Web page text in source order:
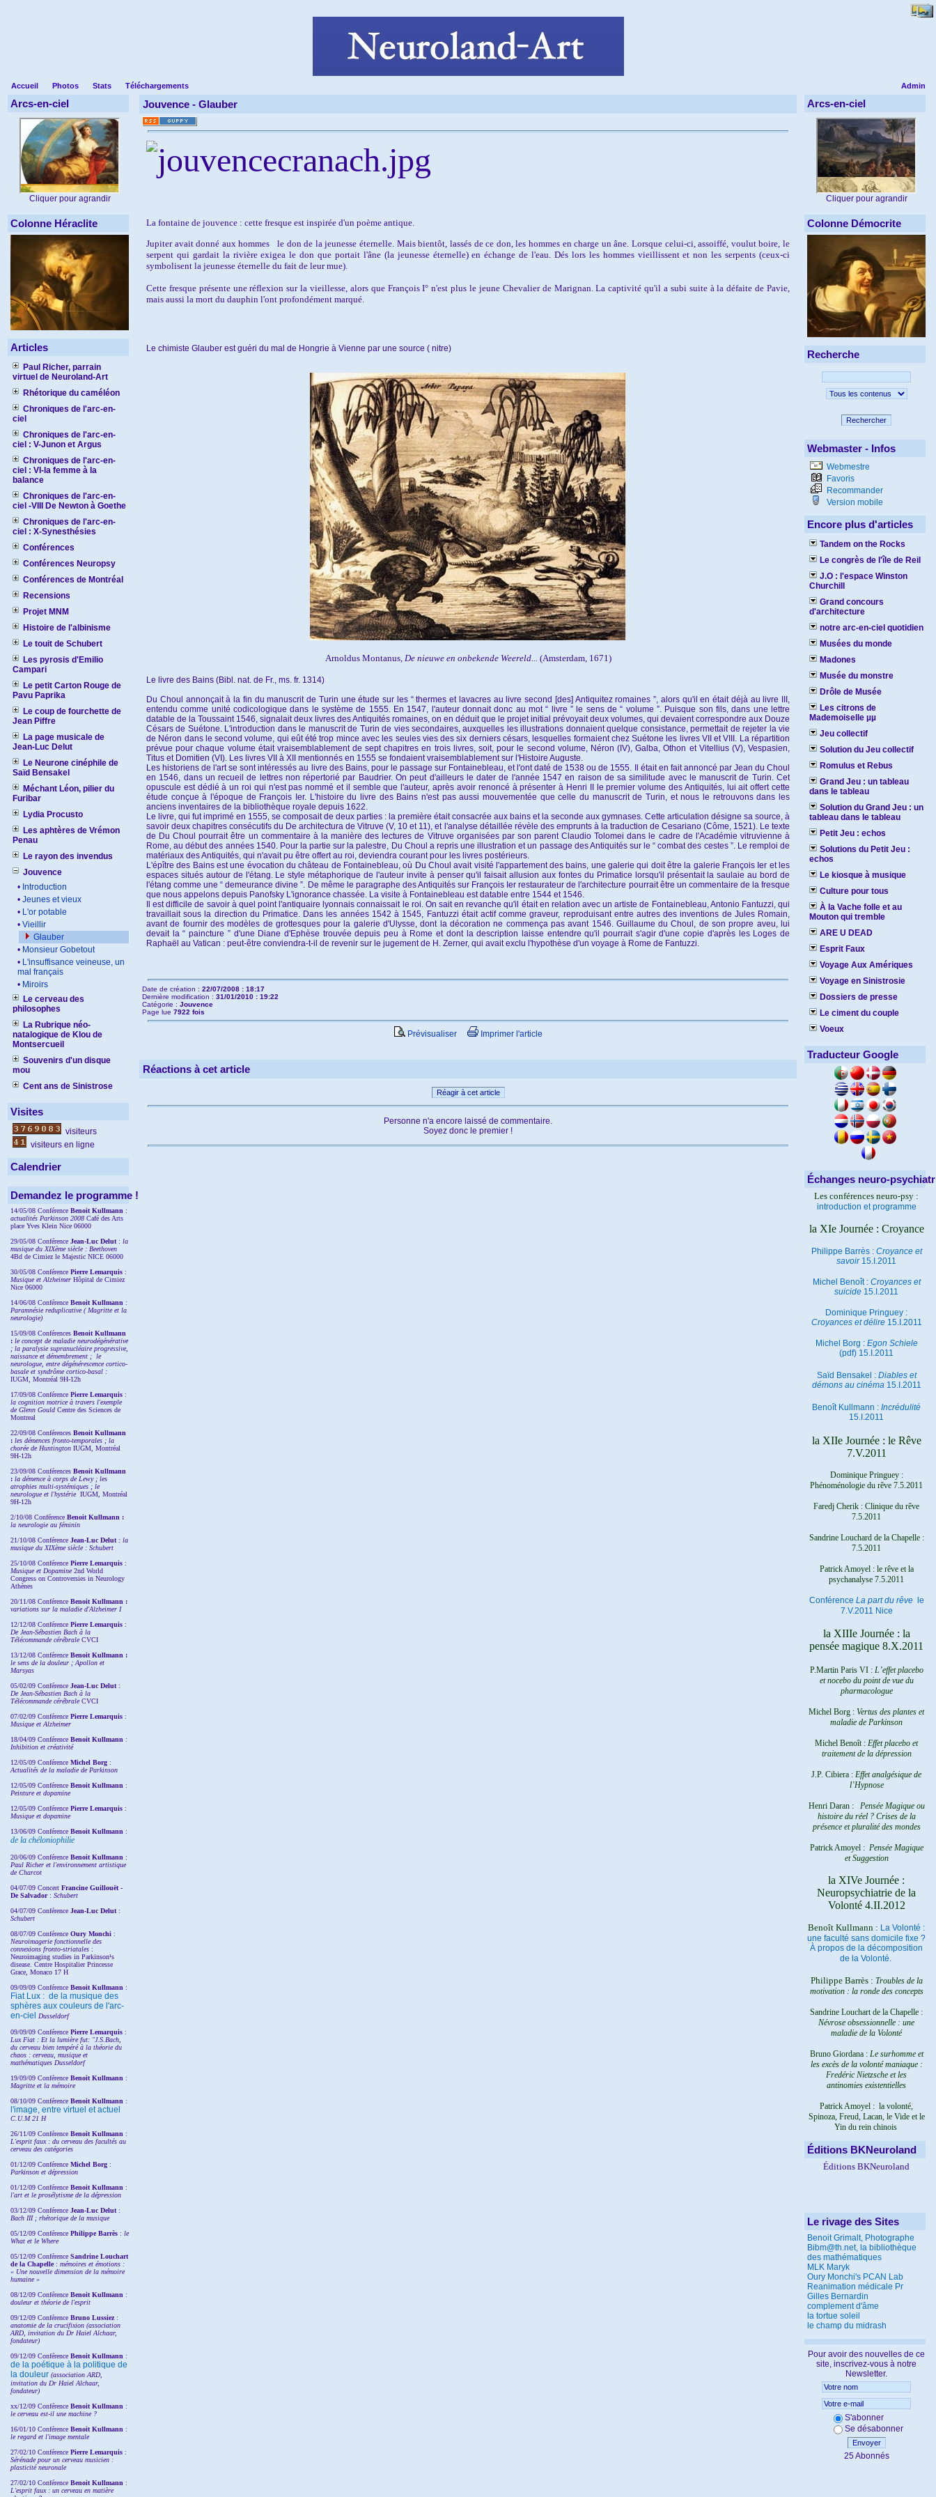
Admin
Accueil Photos Stats Téléchargements
Arcs-en-ciel
Cliquer pour agrandir
Colonne Héraclite
Articles
Paul Richer, parrain
virtuel de Neuroland-Art
Rhétorique du caméléon
Chroniques de l'arc-en-
ciel
Chroniques de l'arc-en-
ciel : V-Junon et Argus
Chroniques de l'arc-en-
ciel : VI-la femme à la
balance
Chroniques de l'arc-en-
ciel -VIII De Newton à Goethe
Chroniques de l'arc-en-
ciel : X-Synesthésies
Conférences
Conférences Neuropsy
Conférences de Montréal
Recensions
Projet MNM
Histoire de l'albinisme
Le touit de Schubert
Les pyrosis d'Emilio
Campari
Le petit Carton Rouge de
Pavu Paprika
Le coup de fourchette de
Jean Piffre
La page musicale de
Jean-Luc Delut
Le Neurone cinéphile de
Saïd Bensakel
Méchant Léon, pilier du
Furibar
Lydia Procusto
Les aphtères de Vrémon
Penau
Le rayon des invendus
Jouvence
• Introduction
• Jeunes et vieux
• L'or potable
• Vieillir
Glauber
• Monsieur Gobetout
• L'insuffisance veineuse, un
mal français
• Miroirs
Le cerveau des
philosophes
La Rubrique néo-
natalogique de Klou de
Montsercueil
Souvenirs d'un disque
mou
Cent ans de Sinistrose
Visites
visiteurs
visiteurs en ligne
Calendrier
Demandez le programme !
14/05/08 Conférence Benoit Kullmann :
actualités Parkinson 2008 Café des Arts
place Yves Klein Nice 06000
29/05/08 Conférence Jean-Luc Delut : la
musique du XIXème siècle : Beethoven
4Bd de Cimiez le Majestic NICE 06000
30/05/08 Conférence Pierre Lemarquis :
Musique et Alzheimer Hôpital de Cimiez
Nice 06000
14/06/08 Conférence Benoit Kullmann :
Paramnésie reduplicative ( Magritte et la
neurologie)
15/09/08 Conférences Benoit Kullmann
: le concept de maladie neurodégénérative
; la paralysie supranucléaire progressive,
naissance et démembrement ; le
neurologue, entre dégénérescence cortico-
basale et syndrôme cortico-basal :
IUGM, Montréal 9H-12h
17/09/08 Conférence Pierre Lemarquis :
la cognition motrice à travers l'exemple
de Glenn Gould Centre des Sciences de
Montreal
22/09/08 Conférences Benoit Kullmann
: les démences fronto-temporales ; la
chorée de Huntington IUGM, Montréal
9H-12h
23/09/08 Conférences Benoit Kullmann
: la démence à corps de Lewy ; les
atrophies multi-systémiques ; le
neurologue et l'hystérie IUGM, Montréal
9H-12h
2/10/08 Conférence Benoit Kullmann :
la neurologie au féminin
21/10/08 Conférence Jean-Luc Delut : la
musique du XIXème siècle : Schubert
25/10/08 Conférence Pierre Lemarquis :
Musique et Dopamine2nd World
Congress on Controversies in Neurology
Athènes
20/11/08 Conférence Benoit Kullmann :
variations sur la maladie d'Alzheimer I
12/12/08 Conférence Pierre Lemarquis :
De Jean-Sébastien Bach à la
Télécommande cérébraleCVCI
13/12/08 Conférence Benoit Kullmann :
le sens de la douleur ; Apollon et
Marsyas
05/02/09 Conférence Jean-Luc Delut :
De Jean-Sébastien Bach à la
Télécommande cérébraleCVCI
07/02/09 Conférence Pierre Lemarquis :
Musique et Alzheimer
18/04/09 Conférence Benoit Kullmann :
Inhibition et créativité
12/05/09 Conférence Michel Borg :
Actualités de la maladie de Parkinson
12/05/09 Conférence Benoit Kullmann :
Peinture et dopamine
12/05/09 Conférence Pierre Lemarquis :
Musique et dopamine
13/06/09 Conférence Benoit Kullmann :
de la chéloniophilie
20/06/09 Conférence Benoit Kullmann :
Paul Richer et l'environnement artistique
de Charcot
04/07/09 Concert Francine Guillouët -
De Salvador : Schubert
04/07/09 Conférence Jean-Luc Delut :
Schubert
08/07/09 Conférence Oury Monchi :
Neuroimagerie fonctionnelle des
connexions fronto-striatales :
Neuroimaging studies in Parkinson¹s
disease. Centre Hospitalier Princesse
Grace, Monaco 17 H
09/09/09 Conférence Benoit Kullmann :
Fiat Lux : de la musique des
sphères aux couleurs de l'arc-
en-ciel
Dusseldorf
09/09/09 Conférence Pierre Lemarquis :
Lux Fiat : Et la lumière fut: "J.S.Bach,
du cerveau bien tempéré à la théorie du
chaos : cerveau, musique et
mathématiques Dusseldorf
19/09/09 Conférence Benoit Kullmann :
Magritte et la mémoire
08/10/09 Conférence Benoit Kullmann :
l'image, entre virtuel et actuel
C.U.M 21 H
26/11/09 Conférence Benoit Kullmann :
L'esprit faux : du cerveau des facultés au
cerveau des catégories
01/12/09 Conférence Michel Borg :
Parkinson et dépression
01/12/09 Conférence Benoit Kullmann :
l'art et le prosélytisme de la dépression
03/12/09 Conférence Jean-Luc Delut :
Bach III ; rhétorique de la musique
05/12/09 Conférence Philippe Barrès : le
What et le Where
05/12/09 Conférence SandrineLouchart
de la Chapelle: mémoires et émotions :
« Une nouvelle dimension de la mémoire
humaine »
08/12/09 Conférence Benoit Kullmann :
douleur et théorie de l'esprit
09/12/09 Conférence Bruno Lussiez :
anatomie de la crucifixion (association
ARD, invitation du Dr Haiel Alchaar,
fondateur)
09/12/09 Conférence Benoit Kullmann :
de la poétique à la politique de
la douleur (association ARD,
invitation du Dr Haiel Alchaar,
fondateur)
xx/12/09 Conférence Benoit Kullmann :
le cerveau est-il une machine ?
16/01/10 Conférence Benoit Kullmann :
le regard et l'image mentale
27/02/10 Conférence Pierre Lemarquis :
Sérénade pour un cerveau musicien :
plasticité neuronale
27/02/10 Conférence Benoit Kullmann :
L'esprit faux : un cerveau en matière
Jouvence - Glauber
La fontaine de jouvence : cette fresque est inspirée d'un poème antique.
Jupiter avait donné aux hommes le don de la jeunesse éternelle. Mais bientôt, lassés de ce don, les hommes en charge un âne. Lorsque celui-ci, assoiffé, voulut boire, le
serpent qui gardait la rivière exigea le don que portait l'âne (la jeunesse éternelle) en échange de l'eau. Dés lors les hommes vieillissent et non les serpents (ceux-ci
symbolisent la jeunesse éternelle du fait de leur mue).
Cette fresque présente une réflexion sur la vieillesse, alors que François I° n'est plus le jeune Chevalier de Marignan. La captivité qu'il a subi suite à la défaite de Pavie,
mais aussi la mort du dauphin l'ont profondément marqué.
Le chimiste Glauber est guéri du mal de Hongrie à Vienne par une source ( nitre)
Arnoldus Montanus, De nieuwe en onbekende Weereld... (Amsterdam, 1671)
Le livre des Bains (Bibl. nat. de Fr., ms. fr. 1314)
Du Choul annonçait à la fin du manuscrit de Turin une étude sur les “ thermes et lavacres au livre second [des] Antiquitez romaines ”, alors qu'il en était déjà au livre III,
entendu comme unité codicologique dans le système de 1555. En 1547, l'auteur donnait donc au mot “ livre ” le sens de “ volume ”. Puisque son fils, dans une lettre
datable de la Toussaint 1546, signalait deux livres des Antiquités romaines, on en déduit que le projet initial prévoyait deux volumes, qui devaient correspondre aux Douze
Césars de Suétone. L'introduction dans le manuscrit de Turin de vies secondaires, auxquelles les illustrations donnaient quelque consistance, permettait de rejeter la vie
de Néron dans le second volume, qui eût été trop mince avec les seules vies des six derniers césars, lesquelles formaient chez Suétone les livres VII et VIII. La répartition
prévue pour chaque volume était vraisemblablement de sept chapitres en trois livres, soit, pour le second volume, Néron (IV), Galba, Othon et Vitellius (V), Vespasien,
Titus et Domitien (VI). Les livres VII à XII mentionnés en 1555 se fondaient vraisemblablement sur l'Histoire Auguste.
Les historiens de l'art se sont intéressés au livre des Bains, pour le passage sur Fontainebleau, et l'ont daté de 1538 ou de 1555. Il était en fait annoncé par Jean du Choul
en 1546, dans un recueil de lettres non répertorié par Baudrier. On peut d'ailleurs le dater de l'année 1547 en raison de sa similitude avec le manuscrit de Turin. Cet
opuscule est dédié à un roi qui n'est pas nommé et il semble que l'auteur, après avoir renoncé à présenter à Henri II le premier volume des Antiquités, lui ait offert cette
étude conçue à l'époque de François Ier. L'histoire du livre des Bains n'est pas aussi mouvementée que celle du manuscrit de Turin, et nous le retrouvons dans les
anciens inventaires de la bibliothèque royale depuis 1622.
Le livre, qui fut imprimé en 1555, se composait de deux parties : la première était consacrée aux bains et la seconde aux gymnases. Cette articulation désigne sa source, à
savoir deux chapitres consécutifs du De architectura de Vitruve (V, 10 et 11), et l'analyse détaillée révèle des emprunts à la traduction de Cesariano (Côme, 1521). Le texte
de Du Choul pourrait être un commentaire à la manière des lectures de Vitruve organisées par son parent Claudio Tolomei dans le cadre de l'Académie vitruvienne à
Rome, au début des années 1540. Pour la partie sur la palestre, Du Choul a repris une illustration et un passage des Antiquités sur le “ combat des cestes ”. Le remploi de
matériaux des Antiquités, qui n'avait pu être offert au roi, deviendra courant pour les livres postérieurs.
L'épître des Bains est une évocation du château de Fontainebleau, où Du Choul avait visité l'appartement des bains, une galerie qui doit être la galerie François Ier et les
espaces situés autour de l'étang. Le style métaphorique de l'auteur invite à penser qu'il faisait allusion aux fontes du Primatice lorsqu'il présentait la saulaie au bord de
l'étang comme une “ demeurance divine ”. De même le paragraphe des Antiquités sur François Ier restaurateur de l'architecture pourrait être un commentaire de la fresque
que nous appelons depuis Panofsky L'ignorance chassée. La visite à Fontainebleau est datable entre 1544 et 1546.
Il est difficile de savoir à quel point l'antiquaire lyonnais connaissait le roi. On sait en revanche qu'il était en relation avec un artiste de Fontainebleau, Antonio Fantuzzi, qui
travaillait sous la direction du Primatice. Dans les années 1542 à 1545, Fantuzzi était actif comme graveur, reproduisant entre autres des inventions de Jules Romain,
avant de fournir des modèles de grottesques pour la galerie d'Ulysse, dont la décoration ne commença pas avant 1546. Guillaume du Choul, de son propre aveu, lui
devait la “ paincture ” d'une Diane d'Ephèse trouvée depuis peu à Rome et dont la description laisse entendre qu'il pourrait s'agir d'une copie d'après les Loges de
Raphaël au Vatican : peut-être conviendra-t-il de revenir sur le jugement de H. Zerner, qui avait exclu l'hypothèse d'un voyage à Rome de Fantuzzi.
Date de création : 22/07/2008 : 18:17
Dernière modification : 31/01/2010 : 19:22
Catégorie : Jouvence
Page lue 7922 fois
Prévisualiser Imprimer l'article
Réactions à cet article
Réagir à cet article
Personne n'a encore laissé de commentaire.
Soyez donc le premier !
Arcs-en-ciel
Cliquer pour agrandir
Colonne Démocrite
Recherche
Rechercher
Webmaster - Infos
Webmestre
Favoris
Recommander
Version mobile
Encore plus d'articles
Tandem on the Rocks
Le congrès de l'île de Reil
J.O : l'espace Winston
Churchill
Grand concours
d'architecture
notre arc-en-ciel quotidien
Musées du monde
Madones
Musée du monstre
Drôle de Musée
Les citrons de
Mademoiselle µµ
Jeu collectif
Solution du Jeu collectif
Romulus et Rebus
Grand Jeu : un tableau
dans le tableau
Solution du Grand Jeu : un
tableau dans le tableau
Petit Jeu : echos
Solutions du Petit Jeu :
echos
Le kiosque à musique
Culture pour tous
À la Vache folle et au
Mouton qui tremble
ARE U DEAD
Esprit Faux
Voyage Aux Amériques
Voyage en Sinistrosie
Dossiers de presse
Le ciment du couple
Voeux
Traducteur Google
Échanges neuro-
Les conférences neuro-psy :
introduction et programme
la XIe Journée : Croyance
Philippe Barrès : Croyance et
savoir15.I.2011
Michel Benoît : Croyances et
suicide 15.I.2011
Dominique Pringuey :
Croyances et délire15.I.2011
Michel Borg : Egon Schiele
(pdf) 15.I.2011
Saïd Bensakel : Diables et
démons au cinéma 15.I.2011
Benoît Kullmann : Incrédulité
15.I.2011
la XIIe Journée : le Rêve
7.V.2011
Dominique Pringuey :
Phénoménologie du rêve 7.5.2011
Faredj Cherik : Clinique du rêve
7.5.2011
Sandrine Louchard de la Chapelle :
7.5.2011
Patrick Amoyel : le rêve et la
psychanalyse 7.5.2011
Conférence La part du rêve
le
7.V.2011 Nice
la XIIIe Journée : la
pensée magique 8.X.2011
P.Martin Paris VI : L’effet placebo
et nocebo du point de vue du
pharmacologue
Michel Borg : Vertus des plantes et
maladie de Parkinson
Michel Benoît : Effet placebo et
traitement de la dépression
J.P. Cibiera : Effet analgésique de
l’Hypnose
Henri Daran : Pensée Magique ou
histoire du réel ?Crises de la
présence et pluralité des mondes
Patrick Amoyel : Pensée Magique
et Suggestion
la XIVe Journée :
Neuropsychiatrie de la
Volonté 4.II.2012
Benoît Kullmann : La Volonté :
une faculté sans domicile fixe ?
À propos de la décomposition
de la Volonté.
Philippe Barrès : Troubles de la
motivation : la ronde des concepts
Sandrine Louchart de la Chapelle :
Névrose obsessionnelle : une
maladie de la Volonté
Bruno Giordana : Le surhomme et
les excès de la volonté maniaque :
Fredéric Nietzsche et les
antinomies existentielles
Patrick Amoyel : la volonté,
Spinoza, Freud, Lacan, le Vide et le
Yin du rein chinois
Éditions BKNeuroland
Éditions BKNeuroland
Le rivage des Sites
Benoit Grimalt, Photographe
Bibm@th.net, la bibliothèque
des mathématiques
MLK Maryk
Oury Monchi's PCAN Lab
Reanimation médicale Pr
Gilles Bernardin
complement d'âme
la tortue soleil
le champ du midrash
Pour avoir des nouvelles de ce
site, inscrivez-vous à notre
Newsletter.
S'abonner
Se désabonner
Envoyer
25 Abonnés